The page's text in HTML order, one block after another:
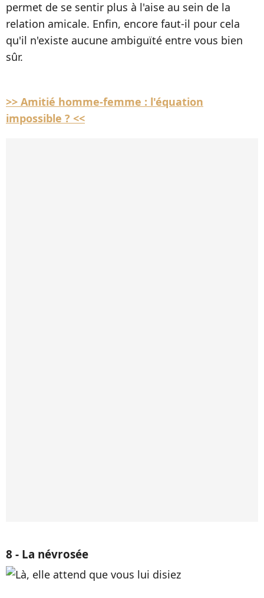
permet de se sentir plus à l'aise au sein de la
relation amicale. Enfin, encore faut-il pour cela
qu'il n'existe aucune ambiguïté entre vous bien
sûr.
>> Amitié homme-femme : l'équation
impossible ? <<
8 - La névrosée